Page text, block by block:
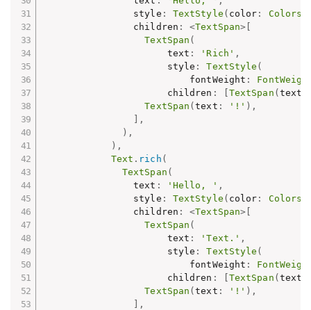
                style
: TextStyle ( color : Colors
                children
: <TextSpan>
TextSpan (
                      text
: 'Rich' ,
                      style
: TextStyle (
                          fontWeight
:
                      children
: TextSpan ( text
TextSpan (text : '!' ) ,
,
) ,
) ,
Text . rich (
TextSpan (
                text
: 'Hello, ' ,
                style
: TextStyle ( color : Colors
                children
: <TextSpan>
TextSpan (
                      text
: 'Text.' ,
                      style
: TextStyle (
                          fontWeight
:
                      children
: TextSpan ( text
TextSpan (text : '!' ) ,
,